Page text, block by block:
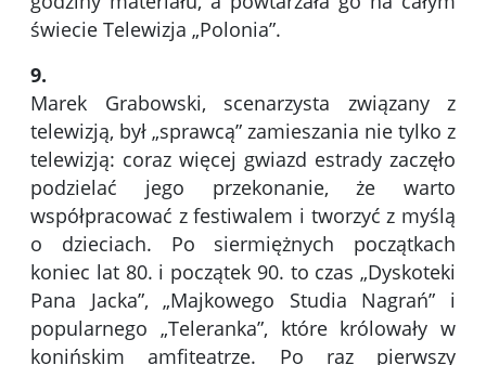
świecie Telewizja „Polonia”.
9.
Marek Grabowski, scenarzysta związany z
telewizją, był „sprawcą” zamieszania nie tylko z
telewizją: coraz więcej gwiazd estrady zaczęło
podzielać jego przekonanie, że warto
współpracować z festiwalem i tworzyć z myślą
o dzieciach. Po siermiężnych początkach
koniec lat 80. i początek 90. to czas „Dyskoteki
Pana Jacka”, „Majkowego Studia Nagrań” i
popularnego „Teleranka”, które królowały w
konińskim amfiteatrze. Po raz pierwszy